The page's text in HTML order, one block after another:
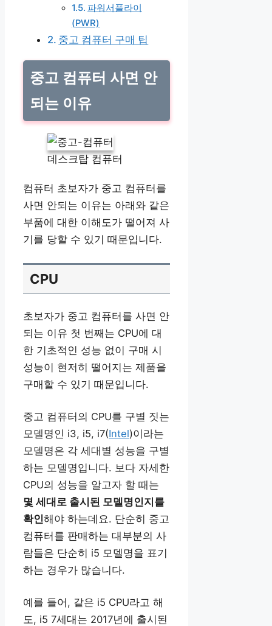
파워서플라이
(PWR)
중고 컴퓨터 구매 팁
중고 컴퓨터 사면 안
되는 이유
데스크탑 컴퓨터
컴퓨터 초보자가 중고 컴퓨터를
사면 안되는 이유는 아래와 같은
부품에 대한 이해도가 떨어져 사
기를 당할 수 있기 때문입니다.
CPU
초보자가 중고 컴퓨터를 사면 안
되는 이유 첫 번째는 CPU에 대
한 기초적인 성능 없이 구매 시
성능이 현저히 떨어지는 제품을
구매할 수 있기 때문입니다.
중고 컴퓨터의 CPU를 구별 짓는
모델명인 i3, i5, i7(Intel)이라는
모델명은 각 세대별 성능을 구별
하는 모델명입니다. 보다 자세한
CPU의 성능을 알고자 할 때는
몇 세대로 출시된 모델명인지를
확인해야 하는데요. 단순히 중고
컴퓨터를 판매하는 대부분의 사
람들은 단순히 i5 모델명을 표기
하는 경우가 많습니다.
예를 들어, 같은 i5 CPU라고 해
도, i5 7세대는 2017년에 출시된